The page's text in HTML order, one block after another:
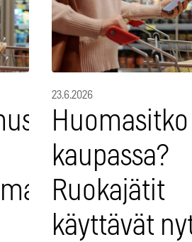
23.6.2026
kaupassa?
Ruokajätit
käyttävät